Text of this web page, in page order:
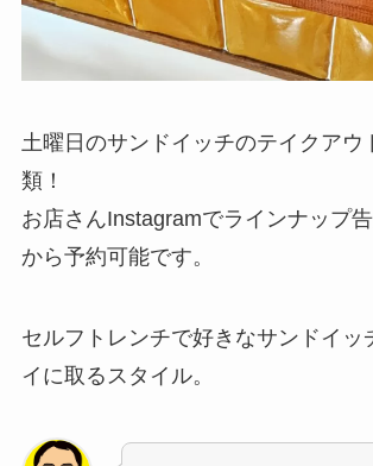
土曜日のサンドイッチのテイクアウ
類！
お店さんInstagramでラインナップ
から予約可能です。
セルフトレンチで好きなサンドイッ
イに取るスタイル。